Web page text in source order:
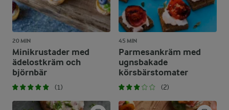
20 MIN
Minikrustader med
ädelostkräm och
björnbär
(1)
45 MIN
Parmesankräm med
ugnsbakade
körsbärstomater
(2)